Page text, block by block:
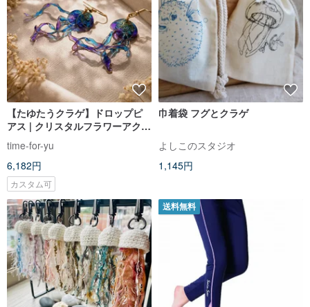
【たゆたうクラゲ】ドロップピ
アス | クリスタルフラワーアクセ
サリー（ギフトボックス入り）
time-for-yu
6,182円
カスタム可
巾着袋 フグとクラゲ
よしこのスタジオ
1,145円
送料無料